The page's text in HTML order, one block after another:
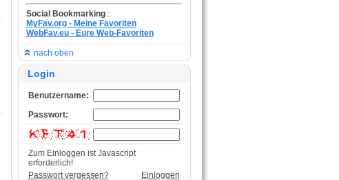
Social Bookmarking :
MyFav.org - Meine Favoriten
WebFav.eu - Eure Web-Favoriten
nach oben
Login
Benutzername:
Passwort:
Zum Einloggen ist Javascript
erforderlich!
Passwort vergessen?
Einloggen